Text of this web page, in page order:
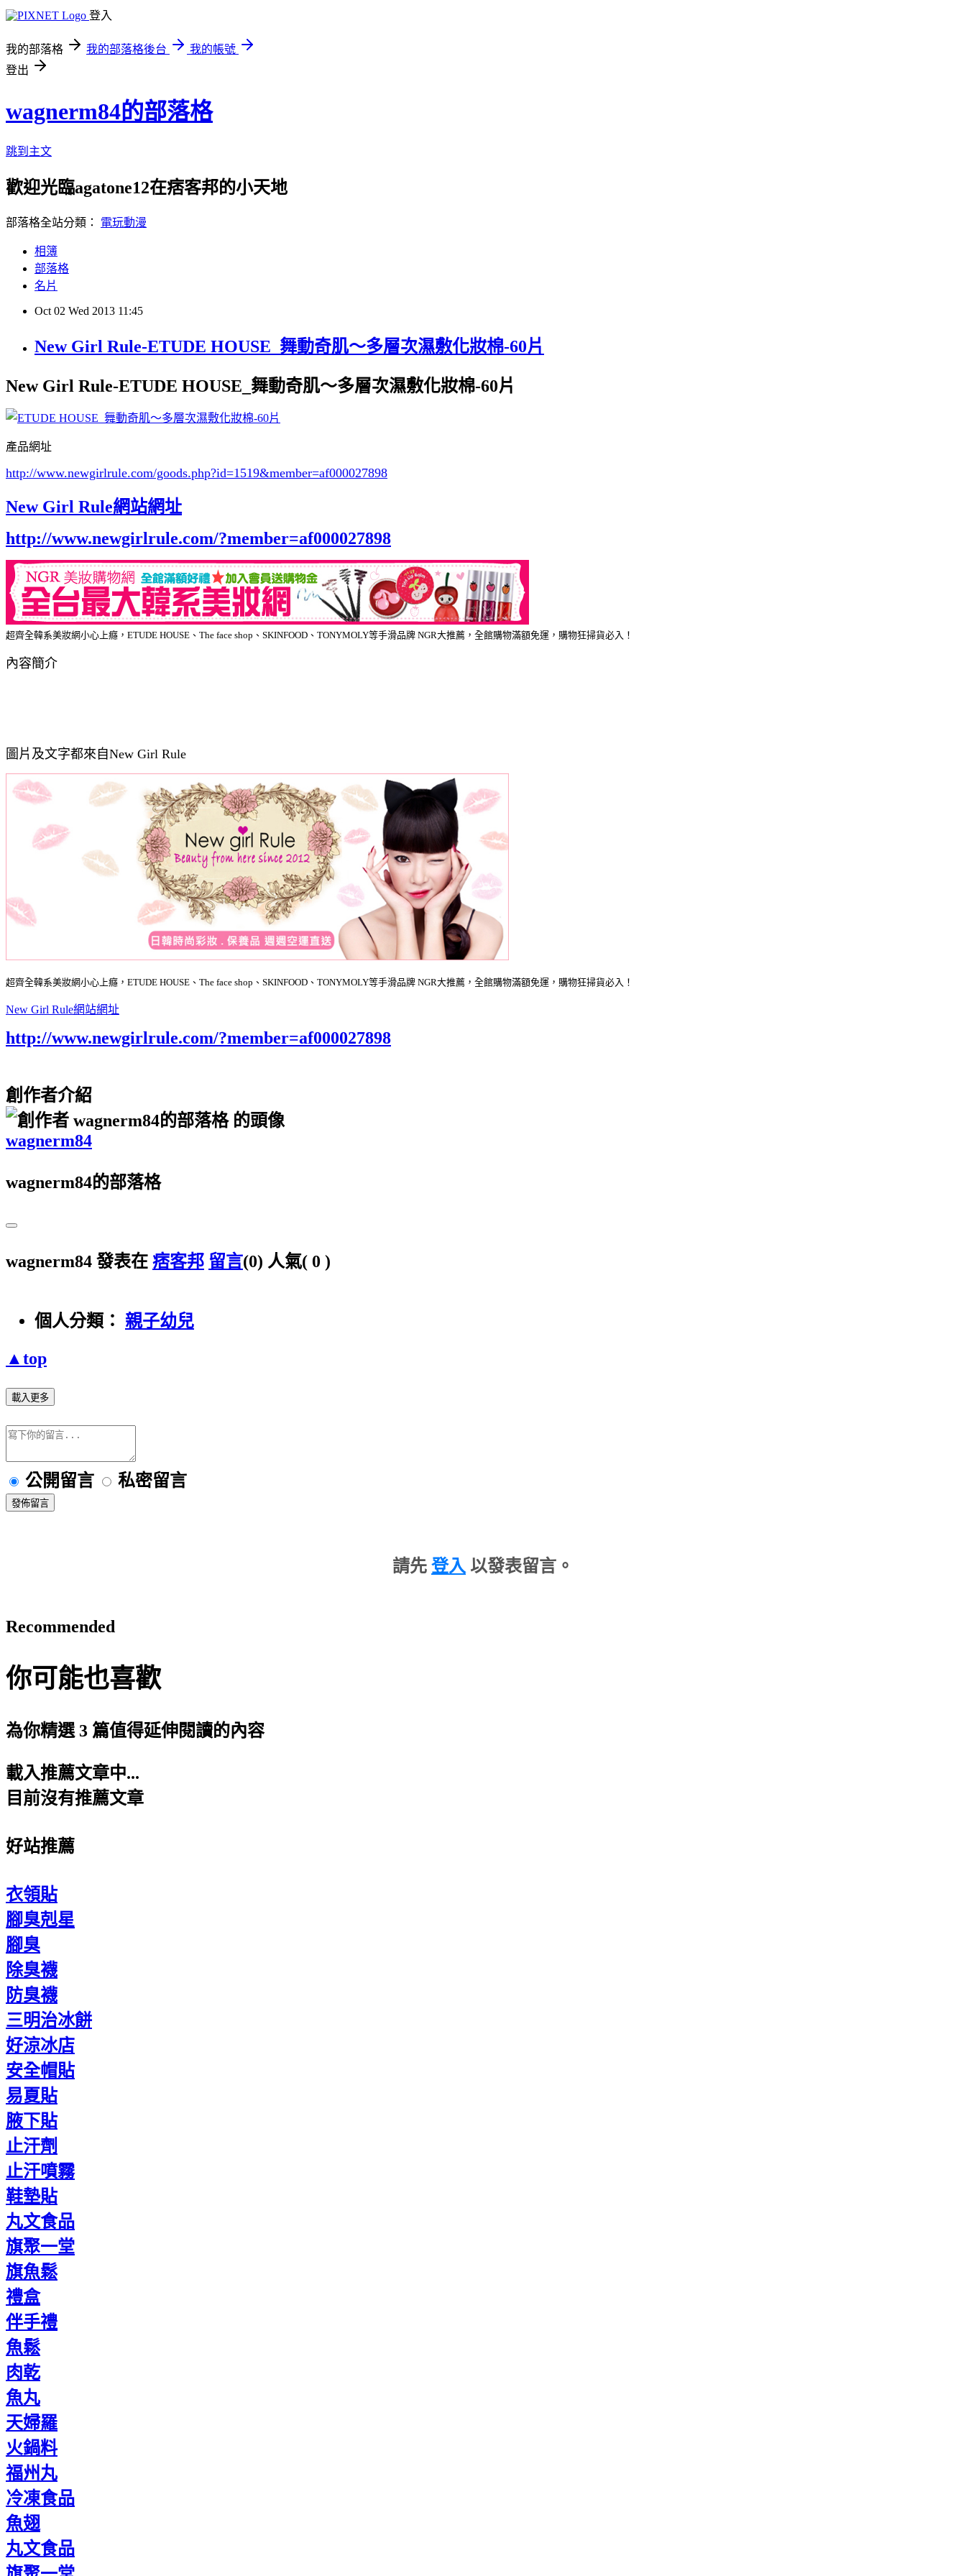
登入
我的部落格 我的部落格後台
我的帳號
登出
wagnerm84的部落格
跳到主文
歡迎光臨agatone12在痞客邦的小天地
部落格全站分類： 電玩動漫
相簿
部落格
名片
Oct 02 Wed 2013 11:45
New Girl Rule-ETUDE HOUSE_舞動奇肌～多層次濕敷化妝棉-60片
New Girl Rule-ETUDE HOUSE_舞動奇肌～多層次濕敷化妝棉-60片
產品網址
http://www.newgirlrule.com/goods.php?id=1519&member=af000027898
New Girl Rule網站網址
http://www.newgirlrule.com/?member=af000027898
超齊全韓系美妝網小心上癮，ETUDE HOUSE、The face shop、SKINFOOD、TONYMOLY等手滑品牌 NGR大推薦，全館購物滿額免運，購物狂掃貨必入！
內容簡介
圖片及文字都來自New Girl Rule
超齊全韓系美妝網小心上癮，ETUDE HOUSE、The face shop、SKINFOOD、TONYMOLY等手滑品牌 NGR大推薦，全館購物滿額免運，購物狂掃貨必入！
New Girl Rule網站網址
http://www.newgirlrule.com/?member=af000027898
創作者介紹
wagnerm84
wagnerm84的部落格
wagnerm84 發表在 痞客邦 留言(0) 人氣( 0 )
個人分類： 親子幼兒
▲top
載入更多
公開留言 私密留言
發佈留言
請先 登入 以發表留言。
Recommended
你可能也喜歡
為你精選 3 篇值得延伸閱讀的內容
載入推薦文章中...
目前沒有推薦文章
好站推薦
衣領貼
腳臭剋星
腳臭
除臭襪
防臭襪
三明治冰餅
好涼冰店
安全帽貼
易夏貼
腋下貼
止汗劑
止汗噴霧
鞋墊貼
丸文食品
旗聚一堂
旗魚鬆
禮盒
伴手禮
魚鬆
肉乾
魚丸
天婦羅
火鍋料
福州丸
冷凍食品
魚翅
丸文食品